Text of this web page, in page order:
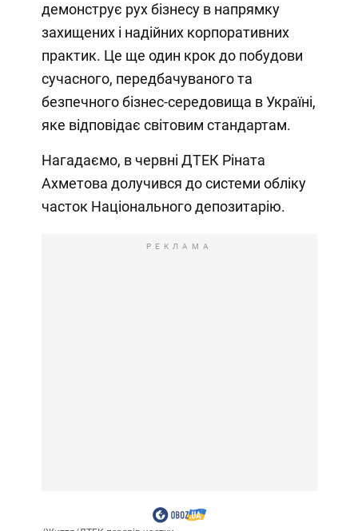
демонструє рух бізнесу в напрямку
захищених і надійних корпоративних
практик. Це ще один крок до побудови
сучасного, передбачуваного та
безпечного бізнес-середовища в Україні,
яке відповідає світовим стандартам.
Нагадаємо, в червні ДТЕК Ріната
Ахметова долучився до системи обліку
часток Національного депозитарію.
РЕКЛАМА